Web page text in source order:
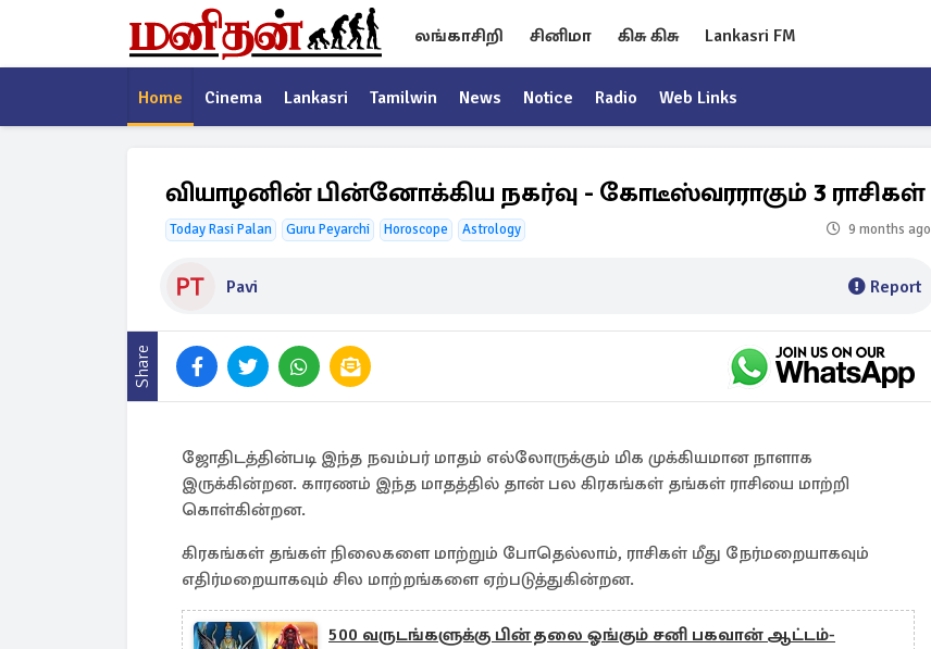
லங்காசிறி சினிமா கிசு கிசு Lankasri FM
Home Cinema Lankasri Tamilwin News Notice Radio Web Links
வியாழனின் பின்னோக்கிய நகர்வு - கோடீஸ்வரராகும் 3 ராசிகள்
Today Rasi Palan Guru Peyarchi Horoscope Astrology 9 months ago
Pavi Report
Share
ஜோதிடத்தின்படி இந்த நவம்பர் மாதம் எல்லோருக்கும் மிக முக்கியமான நாளாக
இருக்கின்றன. காரணம் இந்த மாதத்தில் தான் பல கிரகங்கள் தங்கள் ராசியை மாற்றி
கொள்கின்றன.
கிரகங்கள் தங்கள் நிலைகளை மாற்றும் போதெல்லாம், ராசிகள் மீது நேர்மறையாகவும்
எதிர்மறையாகவும் சில மாற்றங்களை ஏற்படுத்துகின்றன.
500 வருடங்களுக்கு பின் தலை ஓங்கும் சனி பகவான் ஆட்டம்-